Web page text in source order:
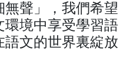
聲」，我們希望
環境中享受學習語
文的世界裏綻放